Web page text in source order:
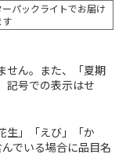
ーパックライトでお届け
す
せん。また、「夏期
記号での表示はせ
生」「えび」「か
でいる場合に品目名